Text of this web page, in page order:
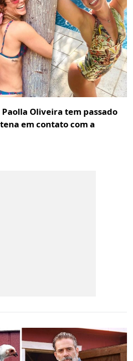
Oliveira tem passado
em contato com a